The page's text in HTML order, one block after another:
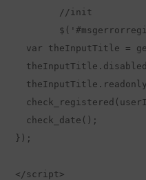
var theInputTitle =
  check_date();
});
</script>